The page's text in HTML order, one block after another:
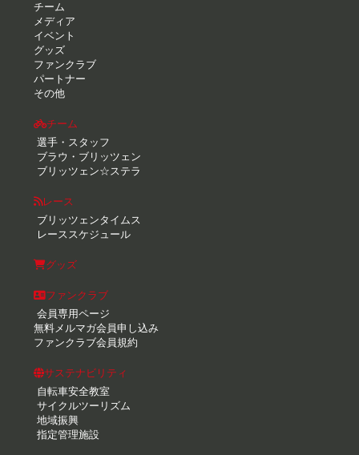
チーム
メディア
イベント
グッズ
ファンクラブ
パートナー
その他
チーム
選手・スタッフ
ブラウ・ブリッツェン
ブリッツェン☆ステラ
レース
ブリッツェンタイムス
レーススケジュール
グッズ
ファンクラブ
会員専用ページ
無料メルマガ会員申し込み
ファンクラブ会員規約
サステナビリティ
自転車安全教室
サイクルツーリズム
地域振興
指定管理施設